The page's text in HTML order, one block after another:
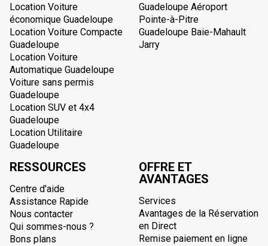
Location Voiture
économique Guadeloupe
Location Voiture Compacte
Guadeloupe
Location Voiture
Automatique Guadeloupe
Voiture sans permis
Guadeloupe
Location SUV et 4x4
Guadeloupe
Location Utilitaire
Guadeloupe
Guadeloupe Aéroport
Pointe-à-Pitre
Guadeloupe Baie-Mahault
Jarry
RESSOURCES
Centre d'aide
Assistance Rapide
Nous contacter
Qui sommes-nous ?
Bons plans
OFFRE ET
AVANTAGES
Services
Avantages de la Réservation
en Direct
Remise paiement en ligne